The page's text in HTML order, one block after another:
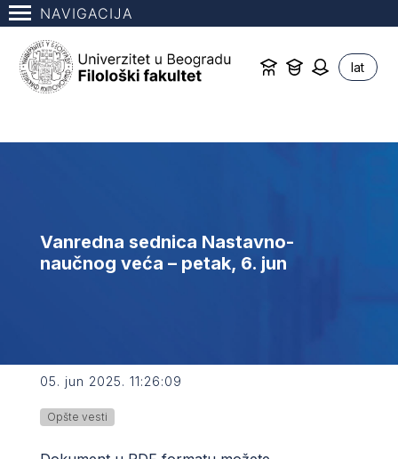
NAVIGACIJA
lat
Vanredna sednica Nastavno-
naučnog veća – petak, 6. jun
05. jun 2025. 11:26:09
Opšte vesti